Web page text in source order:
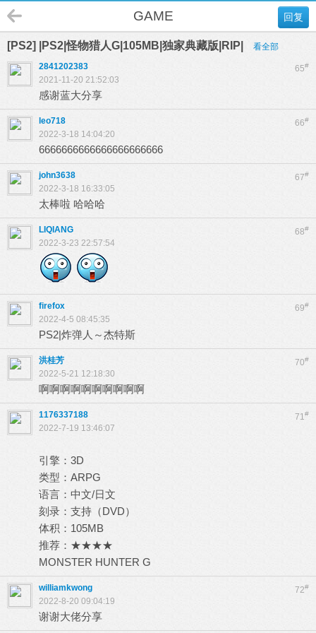
回复
GAME
[PS2] |PS2|怪物猎人G|105MB|独家典藏版|RIP| 看全部
65#
2841202383
2021-11-20 21:52:03
感谢蓝大分享
66#
leo718
2022-3-18 14:04:20
6666666666666666666666
67#
john3638
2022-3-18 16:33:05
太棒啦 哈哈哈
68#
LIQIANG
2022-3-23 22:57:54
69#
firefox
2022-4-5 08:45:35
PS2|炸弹人～杰特斯
70#
洪桂芳
2022-5-21 12:18:30
啊啊啊啊啊啊啊啊啊啊
71#
1176337188
2022-7-19 13:46:07
引擎：3D
类型：ARPG
语言：中文/日文
刻录：支持（DVD）
体积：105MB
推荐：★★★★
MONSTER HUNTER G
72#
williamkwong
2022-8-20 09:04:19
谢谢大佬分享